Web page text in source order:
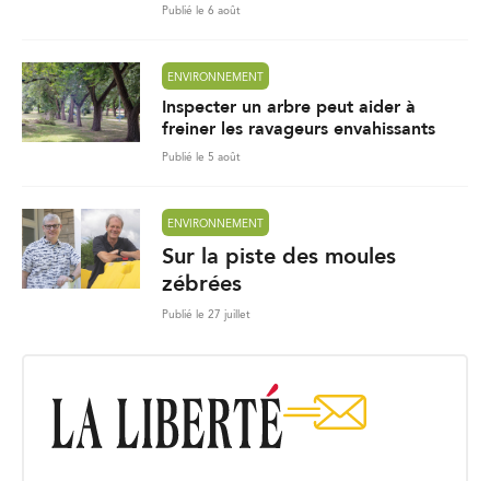
Publié le 6 août
ENVIRONNEMENT
Inspecter un arbre peut aider à
freiner les ravageurs envahissants
Publié le 5 août
ENVIRONNEMENT
Sur la piste des moules
zébrées
Publié le 27 juillet